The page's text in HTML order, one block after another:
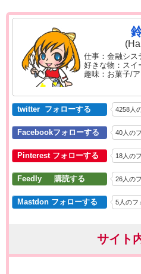
仕事：金融シス
好きな物：スイ
趣味：お菓子/
twitter フォローする 4258人
Facebookフォローする 40人の
Pinterest フォローする 18人の
Feedly 購読する 26人の
Mastdon フォローする 5人のフ
サイト